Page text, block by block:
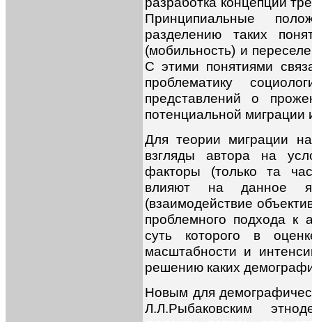
Принципиальные
разделению таких
(мобильность) и
С этими понятиями
проблематику
представлений о
потенциальной
Для теории миграции
взгляды автора на
факторы (только та
влияют на данное
(взаимодействие
проблемного подхода к
суть которого в
масштабности и
решению каких
Новым для
Л.Л.Рыбаковским